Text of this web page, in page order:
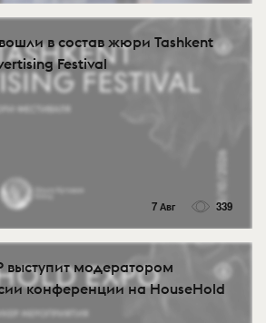
в состав жюри Tashkent
Festival
7 Авг 339
выступит модератором
конференции на HouseHold